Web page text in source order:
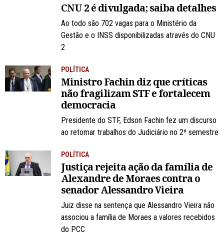
CNU 2 é divulgada; saiba detalhes
Ao todo são 702 vagas para o Ministério da
Gestão e o INSS disponibilizadas através do CNU
2
POLÍTICA
Ministro Fachin diz que críticas
não fragilizam STF e fortalecem
democracia
Presidente do STF, Edson Fachin fez um discurso
ao retomar trabalhos do Judiciário no 2º semestre
POLÍTICA
Justiça rejeita ação da família de
Alexandre de Moraes contra o
senador Alessandro Vieira
Juiz disse na sentença que Alessandro Vieira não
associou a família de Moraes a valores recebidos
do PCC